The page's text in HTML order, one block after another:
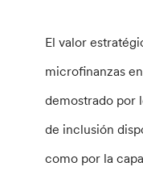
El valor
microfinanzas
demostrado por
de inclusión
como por la